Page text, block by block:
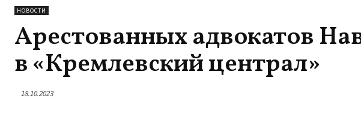
НОВОСТИ
Арестованных адвокатов
в «Кремлевский централ»
18.10.2023